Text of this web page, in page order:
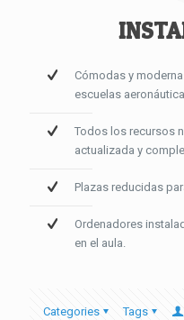
Cómodas y
escuelas
Todos los recursos
actualizada y
Plazas reducidas
Ordenadores
en el aula.
Categories Tags